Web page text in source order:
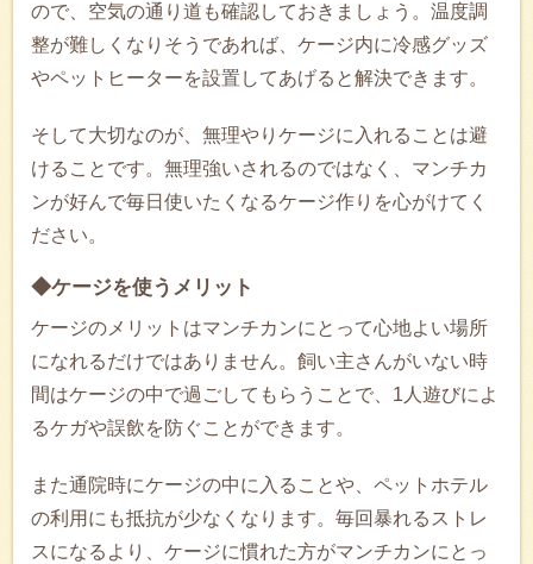
ので、空気の通り道も確認しておきましょう。温度調
整が難しくなりそうであれば、ケージ内に冷感グッズ
やペットヒーターを設置してあげると解決できます。
そして大切なのが、無理やりケージに入れることは避
けることです。無理強いされるのではなく、マンチカ
ンが好んで毎日使いたくなるケージ作りを心がけてく
ださい。
◆ケージを使うメリット
ケージのメリットはマンチカンにとって心地よい場所
になれるだけではありません。飼い主さんがいない時
間はケージの中で過ごしてもらうことで、1人遊びによ
るケガや誤飲を防ぐことができます。
また通院時にケージの中に入ることや、ペットホテル
の利用にも抵抗が少なくなります。毎回暴れるストレ
スになるより、ケージに慣れた方がマンチカンにとっ